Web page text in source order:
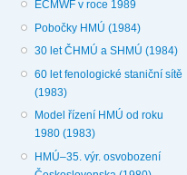
ECMWF v roce 1989
Pobočky HMÚ (1984)
30 let ČHMÚ a SHMÚ (1984)
60 let fenologické staniční sítě
(1983)
Model řízení HMÚ od roku
1980 (1983)
HMÚ–35. výr. osvobození